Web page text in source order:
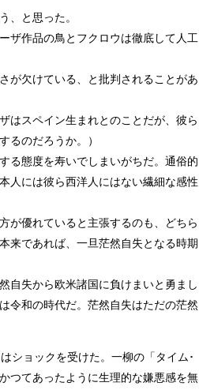
、と思った。
ザ作品の鳥とフクロウは徹底して人工
が欠けている、と批判されることがあ
はスペイン生まれとのことだが、彼ら
るのだろうか。）
る態度を寿いでしまいがちだ。通俗的
人には彼ら西洋人にはない繊細な感性
が優れていると主張するのも、どちら
来であれば、一旦茫然自失となる時期
自失から欧米諸国に負けまいと勇まし
令和の時代だ。茫然自失はただの茫然
ショックを受けた。一柳の「タイム･
つてあったように生理的な嫌悪感を無